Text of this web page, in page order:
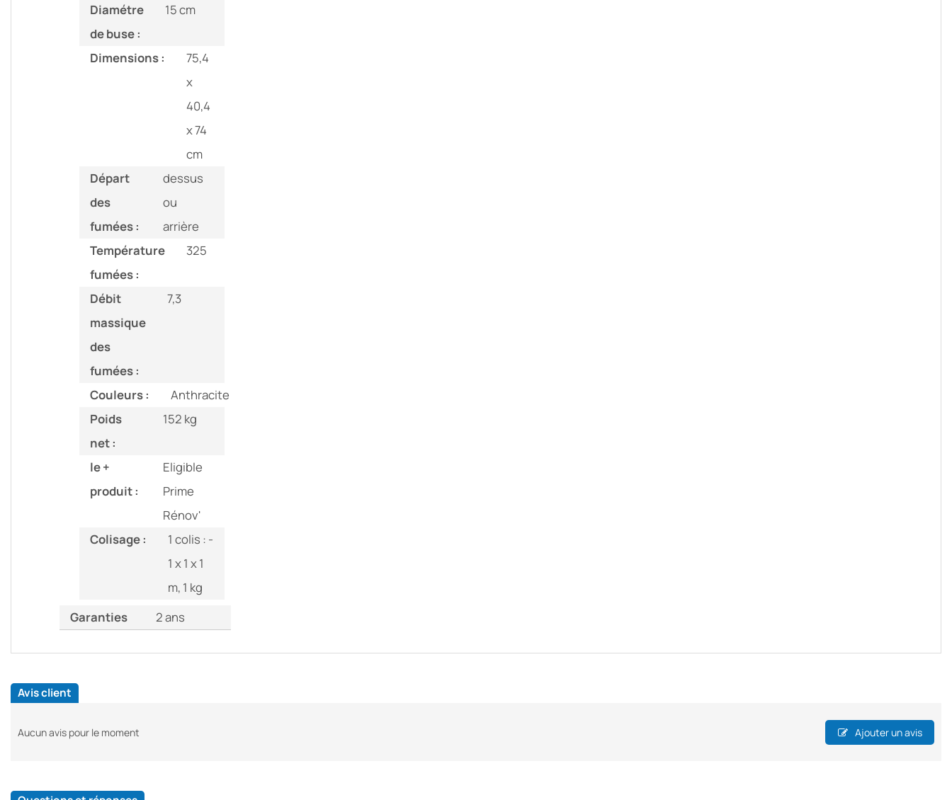
Diamétre
de buse :
15 cm
Dimensions :
75,4
x
40,4
x 74
cm
Départ
des
fumées :
dessus
ou
arrière
Température
fumées :
325
Débit
massique
des
fumées :
7,3
Couleurs :
Anthracite
Poids
net :
152 kg
le +
produit :
Eligible
Prime
Rénov'
Colisage :
1 colis : -
1 x 1 x 1
m, 1 kg
Garanties
2 ans
Avis client
Aucun avis pour le moment Ajouter un avis